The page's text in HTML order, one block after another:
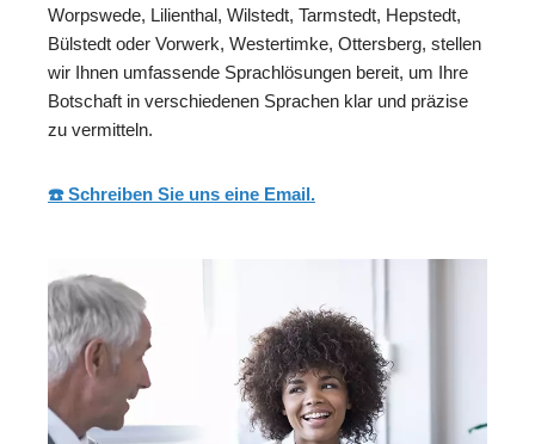
Worpswede, Lilienthal, Wilstedt, Tarmstedt, Hepstedt,
Bülstedt oder Vorwerk, Westertimke, Ottersberg, stellen
wir Ihnen umfassende Sprachlösungen bereit, um Ihre
Botschaft in verschiedenen Sprachen klar und präzise
zu vermitteln.
☎️ Schreiben Sie uns eine Email.